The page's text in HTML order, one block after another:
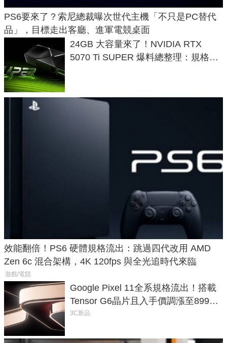
PS6要來了？索尼總裁曝次世代主機「不只是PC替代
品」，目標走出客廳、進軍電競桌面
24GB 大容量來了！NVIDIA RTX
5070 Ti SUPER 爆料總整理：規格、
效能翻倍！PS6 硬體規格流出：跳過四代改用 AMD
Zen 6c 混合架構，4K 120fps 與全光追時代來臨
遊戲/電競
Google Pixel 11全系規格流出！搭載
Tensor G6晶片且入手價調漲至899美
元
3C新品